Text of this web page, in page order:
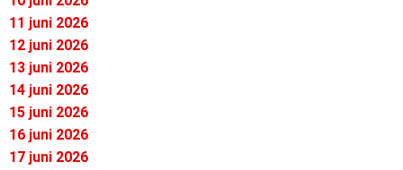
11 juni 2026
12 juni 2026
13 juni 2026
14 juni 2026
15 juni 2026
16 juni 2026
17 juni 2026